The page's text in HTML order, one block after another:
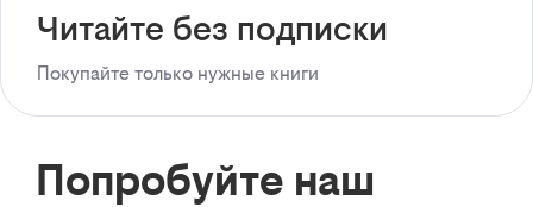
Читайте без подписки
Покупайте только нужные книги
Попробуйте наш